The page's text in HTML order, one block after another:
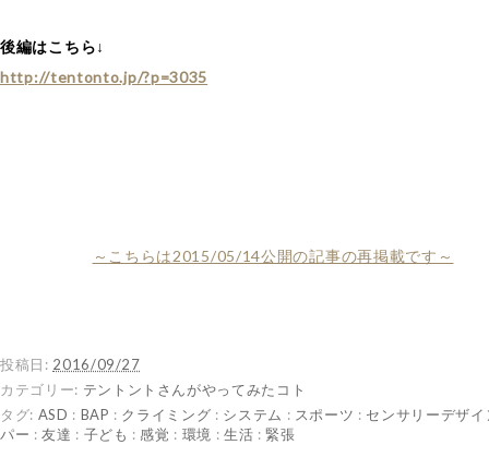
後編はこちら↓
http://tentonto.jp/?p=3035
～こちらは2015/05/14公開の記事の再掲載です～
投稿日: 2016/09/27
カテゴリー: テントントさんがやってみたコト
タグ: ASD : BAP : クライミング : システム : スポーツ : センサリーデザイ
パー :友達 : 子ども : 感覚 : 環境 : 生活 :緊張